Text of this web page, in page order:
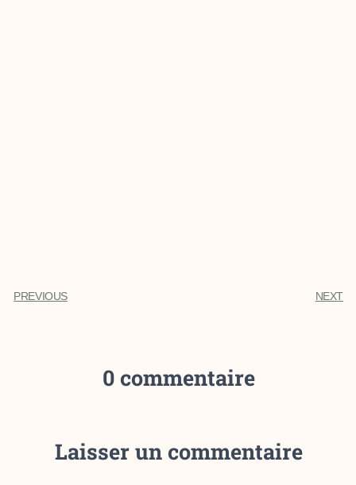
PREVIOUS NEXT
0 commentaire
Laisser un commentaire